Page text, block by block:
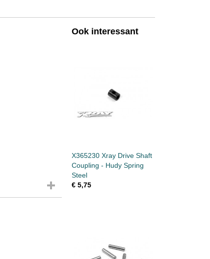
Ook interessant
X365230 Xray Drive Shaft
Coupling - Hudy Spring
Steel
€ 5,75